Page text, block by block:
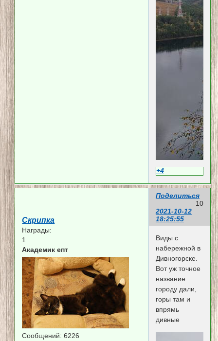
+4
Поделиться
10
2021-10-12
18:25:55
Скрипка
Награды:
1
Академик епт
Сообщений: 6226
Виды с
набережной в
Дивногорске.
Вот уж точное
название
городу дали,
горы там и
впрямь
дивные